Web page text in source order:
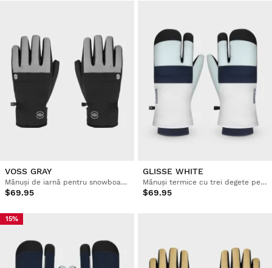
VOSS GRAY
Mănuși de iarnă pentru snowboard și schi
$69.95
GLISSE WHITE
Mănuși termice cu trei degete pentru schi
$69.95
15%